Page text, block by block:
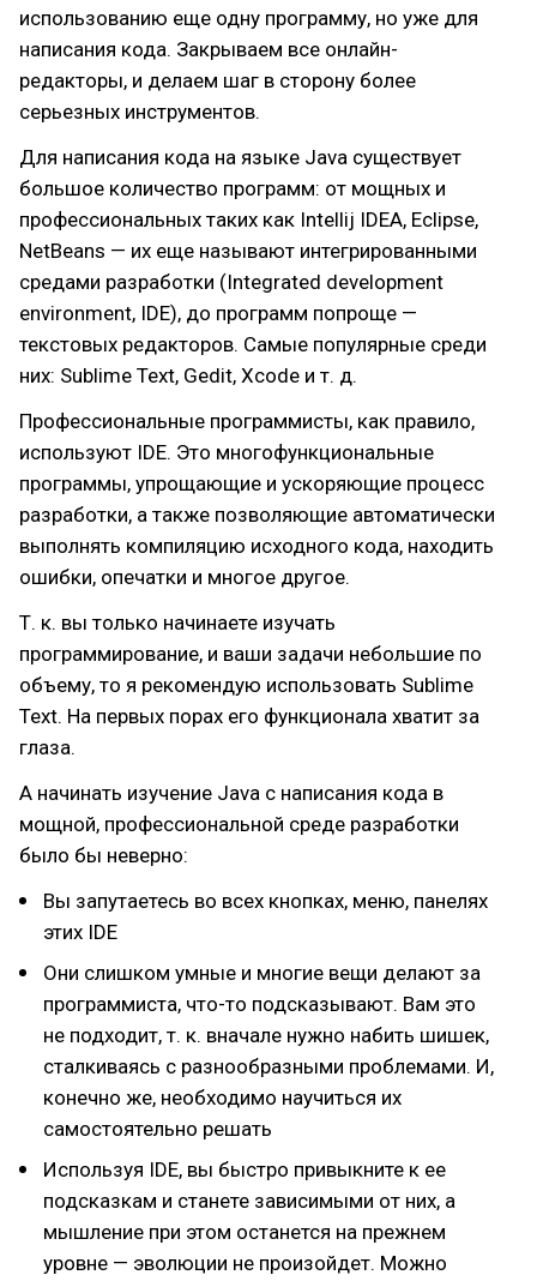
использованию еще одну программу, но уже для
написания кода. Закрываем все онлайн-
редакторы, и делаем шаг в сторону более
серьезных инструментов.
Для написания кода на языке Java существует
большое количество программ: от мощных и
профессиональных таких как Intellij IDEA, Eclipse,
NetBeans — их еще называют интегрированными
средами разработки (Integrated development
environment, IDE), до программ попроще —
текстовых редакторов. Самые популярные среди
них: Sublime Text, Gedit, Xcode и т. д.
Профессиональные программисты, как правило,
используют IDE. Это многофункциональные
программы, упрощающие и ускоряющие процесс
разработки, а также позволяющие автоматически
выполнять компиляцию исходного кода, находить
ошибки, опечатки и многое другое.
Т. к. вы только начинаете изучать
программирование, и ваши задачи небольшие по
объему, то я рекомендую использовать Sublime
Text. На первых порах его функционала хватит за
глаза.
А начинать изучение Java с написания кода в
мощной, профессиональной среде разработки
было бы неверно:
Вы запутаетесь во всех кнопках, меню, панелях
этих IDE
Они слишком умные и многие вещи делают за
программиста, что-то подсказывают. Вам это
не подходит, т. к. вначале нужно набить шишек,
сталкиваясь с разнообразными проблемами. И,
конечно же, необходимо научиться их
самостоятельно решать
Используя IDE, вы быстро привыкните к ее
подсказкам и станете зависимыми от них, а
мышление при этом останется на прежнем
уровне — эволюции не произойдет. Можно